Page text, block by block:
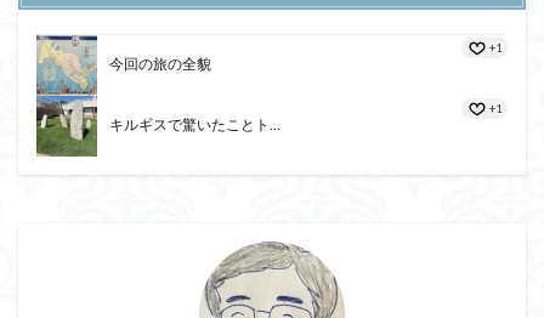
今回の旅の全貌
+1
キルギスで驚いたことト...
+1